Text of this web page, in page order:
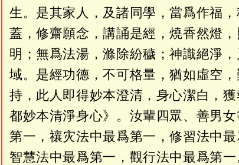
生。是其家人，及諸同學，當爲作福
蓋，修齋願念，講誦是經，燒香然燈
明；無爲法湯，滌除紛穢；神識絕淨
域。是經功德，不可格量，猶如虛空
持，此人即得妙本澄清，身心潔白，
都妙本清淨身心》。汝輩四眾、善男
第一，禳灾法中最爲第一，修習法中
智慧法中最爲第一，觀行法中最爲第